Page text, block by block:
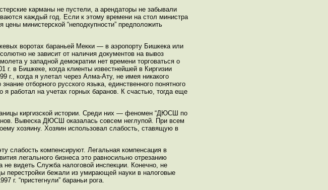
карманы не пустели, а арендаторы не забывали
каждый год. Если к этому времени на стол министра
цены министерской “неподкупности” предположить
воротах бараньей Мекки — в аэропорту Бишкека или
не зависит от наличия документов на вывоз
у западной демократии нет времени торговаться о
в Бишкеке, когда клиенты известнейшей в Киргизии
г., когда я улетал через Алма-Ату, не имея никакого
отборного русского языка, единственного понятного
работал на учетах горных баранов. К счастью, тогда еще
киргизской истории. Среди них — феномен “ДЮСШ по
Вывеска ДЮСШ оказалась совсем неглупой. При всем
хозяину. Хозяин использовал слабость, ставящую в
слабость компенсируют. Легальная компенсация в
легального бизнеса это равносильно отрезанию
не видеть Служба налоговой инспекции. Конечно, не
перестройки бежали из умирающей науки в налоговые
г. “пристегнули” бараньи рога.